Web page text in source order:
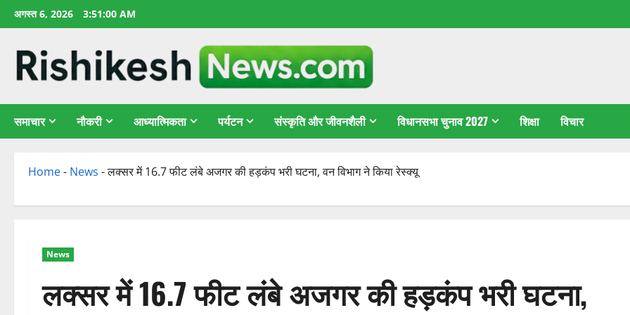
छोड़कर
सामग्री
अगस्त 6, 2026 3:51:01 AM
समाचार नौकरी आध्यात्मिकता पर्यटन संस्कृति और जीवनशैली विधानसभा चुनाव 2027 शिक्षा विचार
Home- News -लक्सर में 16.7 फीट लंबे अजगर की हड़कंप भरी घटना, वन विभाग ने किया रेस्क्यू
News
लक्सर में 16.7 फीट लंबे अजगर की हड़कंप भरी घटना,